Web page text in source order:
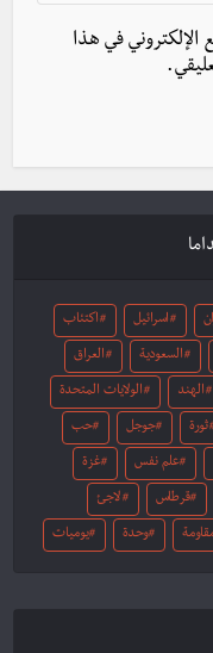
الإلكتروني في هذا
اسرائيل اكتئاب
السعودية العراق
الهند الولايات المتحدة
ثورة جوجل حب
علم نفس غزة
قرطاس لاجئ
وحدة يوميات